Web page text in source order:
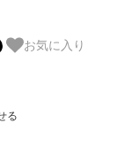
お気に入り
る